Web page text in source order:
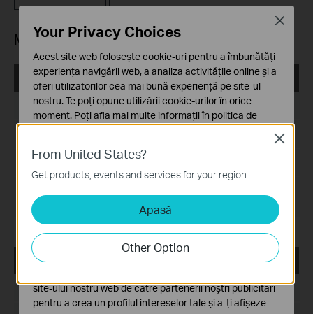
MIBs Files
T2600G-28TS(UN)_v4_MIB_20190530
Data publicării:2019-09-25
Dimensiune Fişier:200.33 KB
Win2000/XP/2003/Vista/7/8/8.1/10/Mac/Linux
T2600G-28TS(UN)_V4_MIB_20181010
Data publicării:2019-05-13
From United States?
Get products, events and services for your region.
Apasă
Other Option
Close
Your Privacy Choices
Acest site web folosește cookie-uri pentru a îmbunătăți
experiența navigării web, a analiza activitățile online și a
oferi utilizatorilor cea mai bună experiență pe site-ul
nostru. Te poți opune utilizării cookie-urilor în orice
moment. Poți afla mai multe informații în politica de
Cookie-uri de bază
Aceste cookie-uri sunt necesare pentru funcționarea
site-ului web și nu pot fi dezactivate în sistemele tale
Cookie-uri de analiză și marketing
Cookie-urile de analiză ne permit să analizăm activitățile
tale de pe site-ul nostru web a îmbunătăți și ajusta
funcționalitatea site-ului.
site-ului nostru web de către partenerii noștri publicitari
pentru a crea un profilul intereselor tale și a-ți afișeze
Close